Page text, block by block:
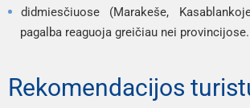
didmiesčiuose (Marakeše,
pagalba reaguoja greičiau nei provincijose.
Rekomendacijos